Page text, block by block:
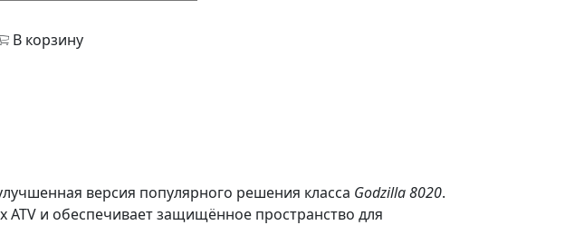
В корзину
версия популярного решения класса Godzilla 8020.
ATV и обеспечивает защищённое пространство для